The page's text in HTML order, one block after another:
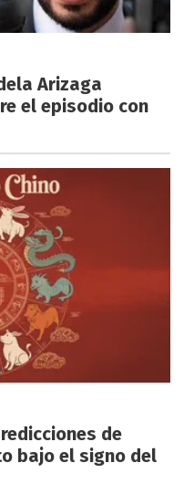
Arizaga
el episodio con
de
bajo el signo del